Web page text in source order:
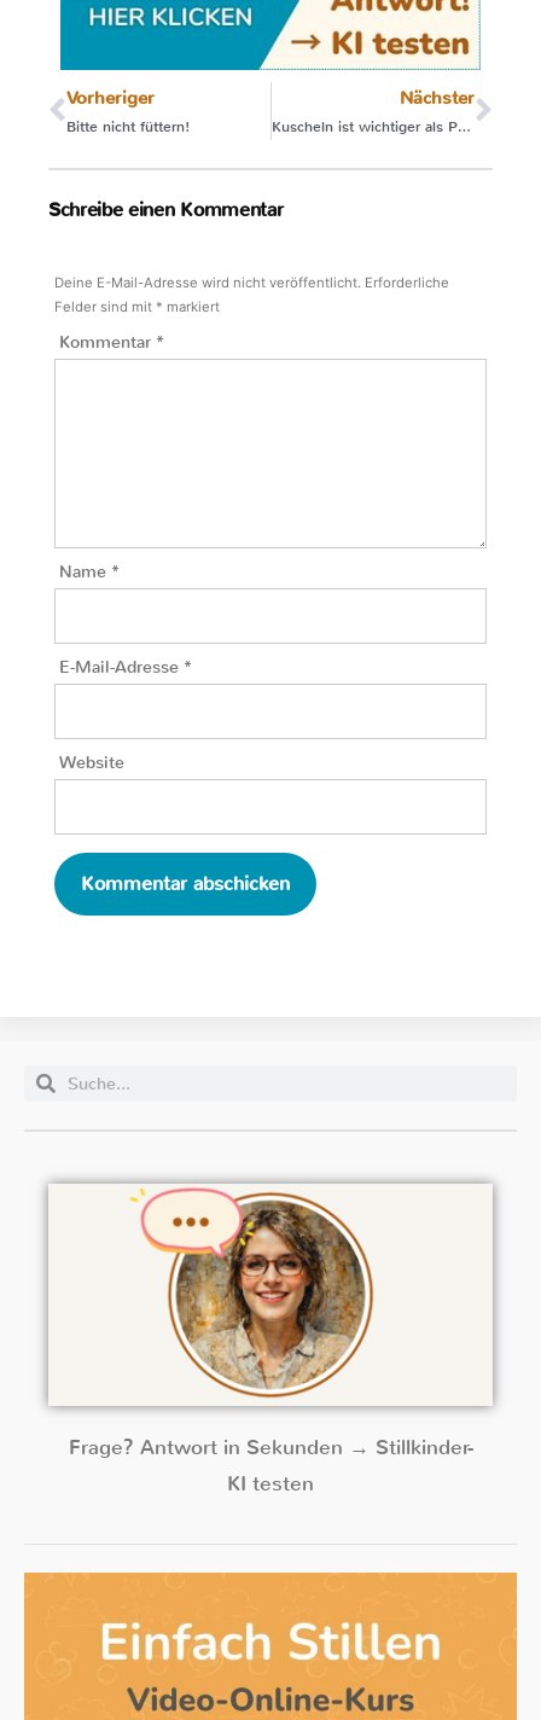
Vorheriger
Bitte nicht füttern!
Nächster
Kuscheln ist wichtiger als Putzen
Schreibe einen Kommentar
Deine E-Mail-Adresse wird nicht veröffentlicht. Erforderliche
Felder sind mit * markiert
Kommentar *
Name *
E-Mail-Adresse *
Website
Frage? Antwort in Sekunden → Stillkinder-
KI testen